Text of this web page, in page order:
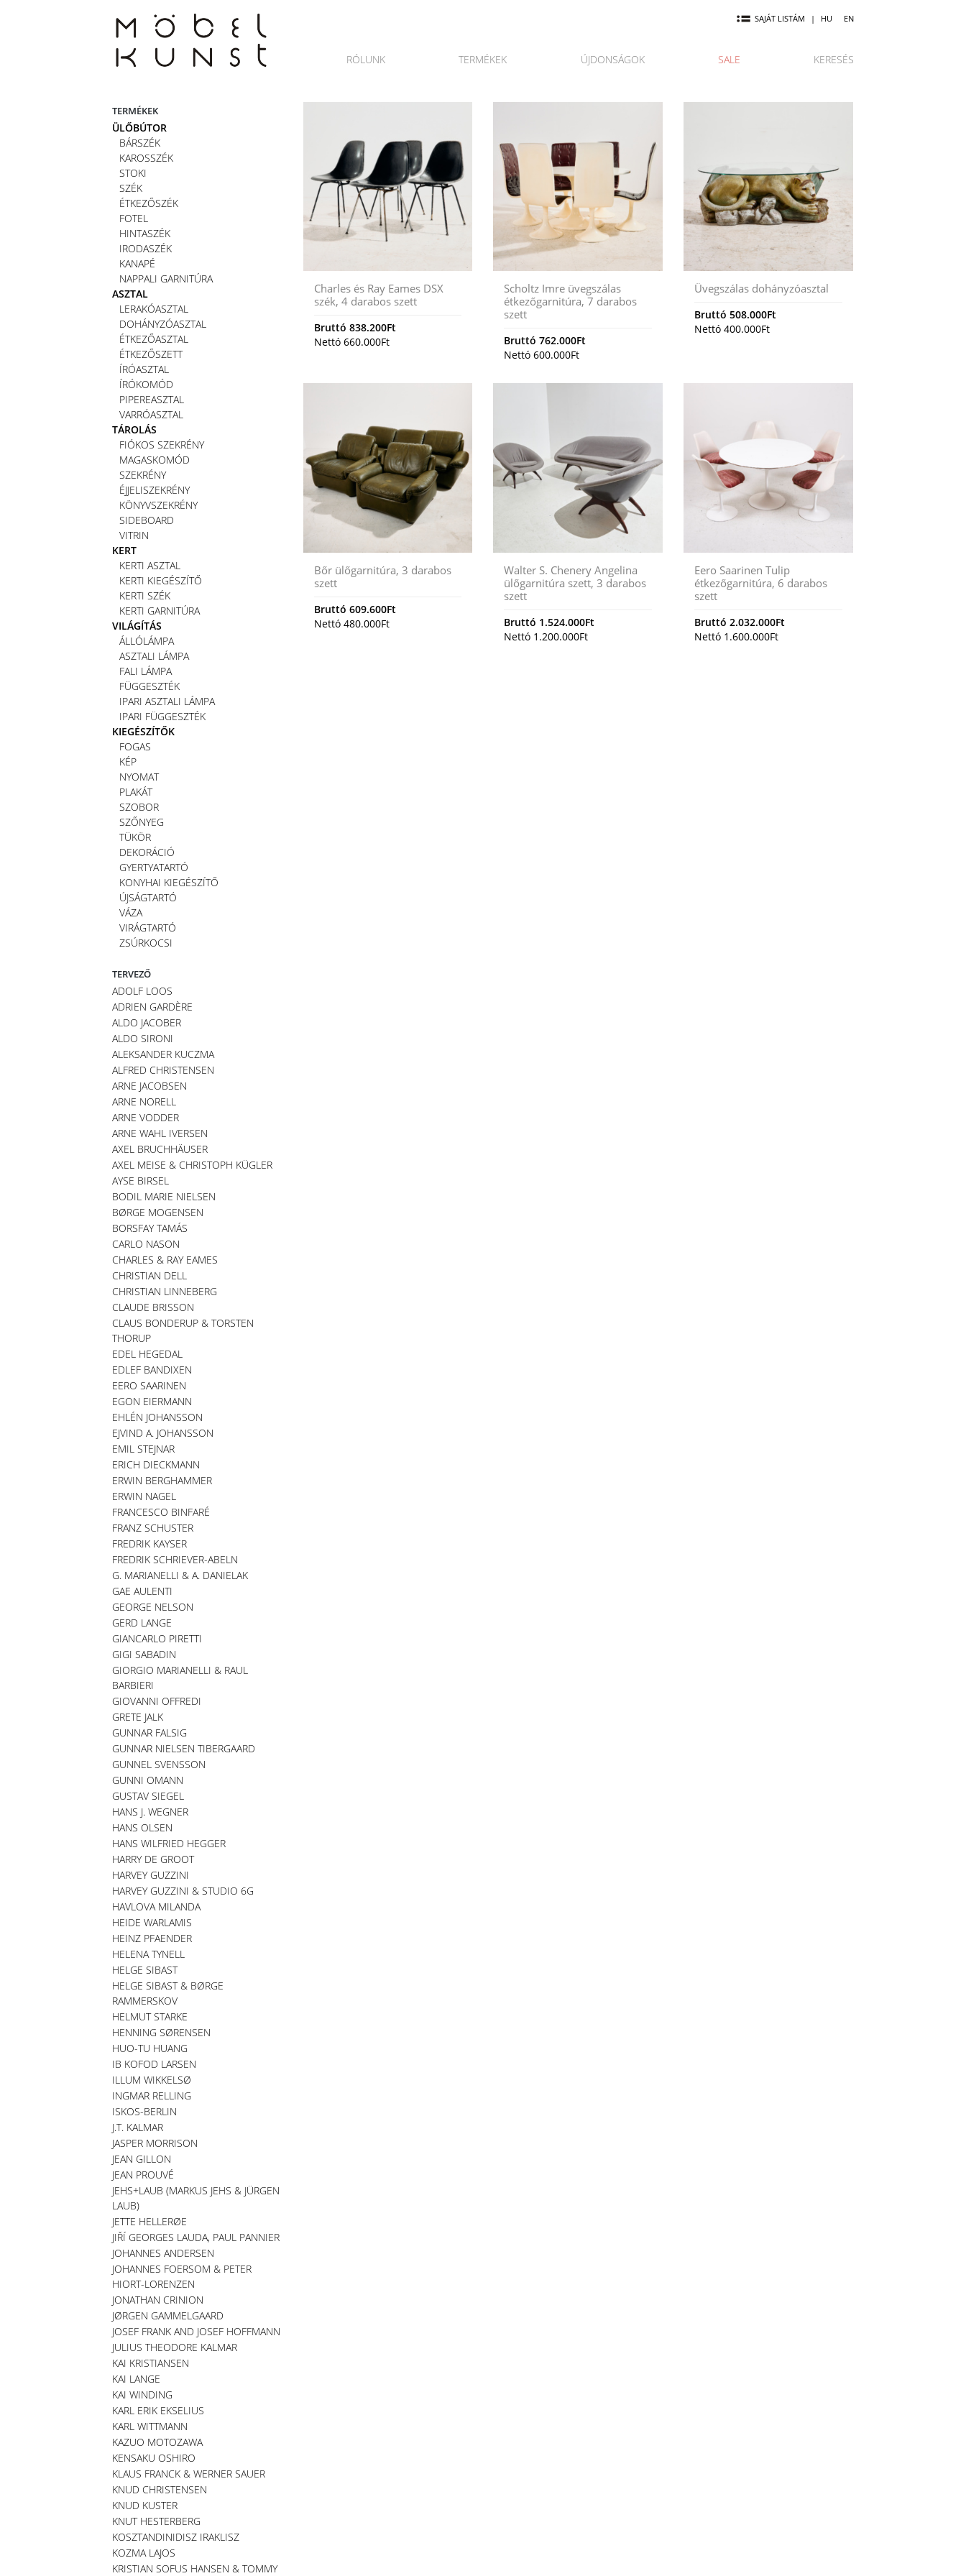
SAJÁT LISTÁM | HU EN
RÓLUNK TERMÉKEK ÚJDONSÁGOK SALE KERESÉS
TERMÉKEK
ÜLŐBÚTOR
BÁRSZÉK
KAROSSZÉK
STOKI
SZÉK
ÉTKEZŐSZÉK
FOTEL
HINTASZÉK
IRODASZÉK
KANAPÉ
NAPPALI GARNITÚRA
ASZTAL
LERAKÓASZTAL
DOHÁNYZÓASZTAL
ÉTKEZŐASZTAL
ÉTKEZŐSZETT
ÍRÓASZTAL
ÍRÓKOMÓD
PIPEREASZTAL
VARRÓASZTAL
TÁROLÁS
FIÓKOS SZEKRÉNY
MAGASKOMÓD
SZEKRÉNY
ÉJJELISZEKRÉNY
KÖNYVSZEKRÉNY
SIDEBOARD
VITRIN
KERT
KERTI ASZTAL
KERTI KIEGÉSZÍTŐ
KERTI SZÉK
KERTI GARNITÚRA
VILÁGÍTÁS
ÁLLÓLÁMPA
ASZTALI LÁMPA
FALI LÁMPA
FÜGGESZTÉK
IPARI ASZTALI LÁMPA
IPARI FÜGGESZTÉK
KIEGÉSZÍTŐK
FOGAS
KÉP
NYOMAT
PLAKÁT
SZOBOR
SZŐNYEG
TÜKÖR
DEKORÁCIÓ
GYERTYATARTÓ
KONYHAI KIEGÉSZÍTŐ
ÚJSÁGTARTÓ
VÁZA
VIRÁGTARTÓ
ZSÚRKOCSI
TERVEZŐ
ADOLF LOOS
ADRIEN GARDÈRE
ALDO JACOBER
ALDO SIRONI
ALEKSANDER KUCZMA
ALFRED CHRISTENSEN
ARNE JACOBSEN
ARNE NORELL
ARNE VODDER
ARNE WAHL IVERSEN
AXEL BRUCHHÄUSER
AXEL MEISE & CHRISTOPH KÜGLER
AYSE BIRSEL
BODIL MARIE NIELSEN
BØRGE MOGENSEN
BORSFAY TAMÁS
CARLO NASON
CHARLES & RAY EAMES
CHRISTIAN DELL
CHRISTIAN LINNEBERG
CLAUDE BRISSON
CLAUS BONDERUP & TORSTEN
THORUP
EDEL HEGEDAL
EDLEF BANDIXEN
EERO SAARINEN
EGON EIERMANN
EHLÉN JOHANSSON
EJVIND A. JOHANSSON
EMIL STEJNAR
ERICH DIECKMANN
ERWIN BERGHAMMER
ERWIN NAGEL
FRANCESCO BINFARÉ
FRANZ SCHUSTER
FREDRIK KAYSER
FREDRIK SCHRIEVER-ABELN
G. MARIANELLI & A. DANIELAK
GAE AULENTI
GEORGE NELSON
GERD LANGE
GIANCARLO PIRETTI
GIGI SABADIN
GIORGIO MARIANELLI & RAUL
BARBIERI
GIOVANNI OFFREDI
GRETE JALK
GUNNAR FALSIG
GUNNAR NIELSEN TIBERGAARD
GUNNEL SVENSSON
GUNNI OMANN
GUSTAV SIEGEL
HANS J. WEGNER
HANS OLSEN
HANS WILFRIED HEGGER
HARRY DE GROOT
HARVEY GUZZINI
HARVEY GUZZINI & STUDIO 6G
HAVLOVA MILANDA
HEIDE WARLAMIS
HEINZ PFAENDER
HELENA TYNELL
HELGE SIBAST
HELGE SIBAST & BØRGE
RAMMERSKOV
HELMUT STARKE
HENNING SØRENSEN
HUO-TU HUANG
IB KOFOD LARSEN
ILLUM WIKKELSØ
INGMAR RELLING
ISKOS-BERLIN
J.T. KALMAR
JASPER MORRISON
JEAN GILLON
JEAN PROUVÉ
JEHS+LAUB (MARKUS JEHS & JÜRGEN
LAUB)
JETTE HELLERØE
JIŘÍ GEORGES LAUDA, PAUL PANNIER
JOHANNES ANDERSEN
JOHANNES FOERSOM & PETER
HIORT-LORENZEN
JONATHAN CRINION
JØRGEN GAMMELGAARD
JOSEF FRANK AND JOSEF HOFFMANN
JULIUS THEODORE KALMAR
KAI KRISTIANSEN
KAI LANGE
KAI WINDING
KARL ERIK EKSELIUS
KARL WITTMANN
KAZUO MOTOZAWA
KENSAKU OSHIRO
KLAUS FRANCK & WERNER SAUER
KNUD CHRISTENSEN
KNUD KUSTER
KNUT HESTERBERG
KOSZTANDINIDISZ IRAKLISZ
KOZMA LAJOS
KRISTIAN SOFUS HANSEN & TOMMY
Charles és Ray Eames DSX
szék, 4 darabos szett
Bruttó 838.200Ft
Nettó 660.000Ft
Scholtz Imre üvegszálas
étkezőgarnitúra, 7 darabos
szett
Bruttó762.000Ft
Nettó600.000Ft
Üvegszálas dohányzóasztal
Bruttó508.000Ft
Nettó400.000Ft
Bőr ülőgarnitúra, 3 darabos
szett
Bruttó 609.600Ft
Nettó 480.000Ft
Walter S. Chenery Angelina
ülőgarnitúra szett, 3 darabos
szett
Bruttó 1.524.000Ft
Nettó 1.200.000Ft
Eero Saarinen Tulip
étkezőgarnitúra, 6 darabos
szett
Bruttó2.032.000Ft
Nettó 1.600.000Ft